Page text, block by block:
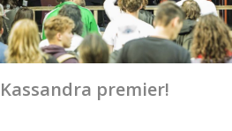
Kassandra premier!